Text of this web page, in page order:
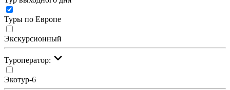
Туры по Европе
Экскурсионный
Туроператор:
Экотур-6